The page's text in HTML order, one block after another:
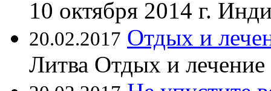
10 октября 2014 г.
20.02.2017 Отдых и
Литва Отдых и лечение